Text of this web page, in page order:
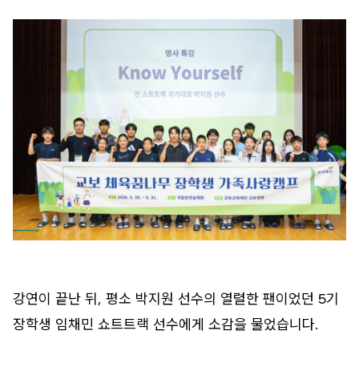
강연이 끝난 뒤, 평소 박지원 선수의 열렬한 팬이었던 5기
장학생 임채민 쇼트트랙 선수에게 소감을 물었습니다.